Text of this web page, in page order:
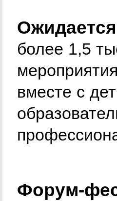
более 1,5
вместе с
Форум-